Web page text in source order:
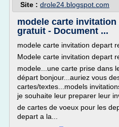
Site : drole24.blogspot.com
modele carte
gratuit - Document ...
modele carte invitation depart
Modele carte invitation depart
modele...une carte prise dans
départ bonjour...auriez vous
cartes/textes...models
je souhaite leur preparer leur
de cartes de voeux pour les
depart a la...